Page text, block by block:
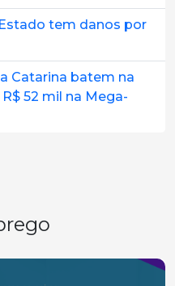
tem danos por
Catarina batem na
52 mil na Mega-